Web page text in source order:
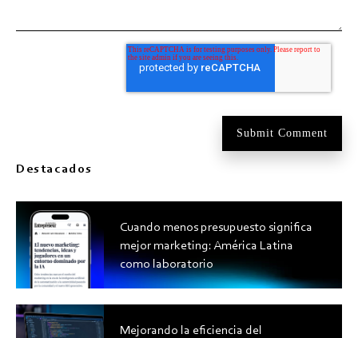
Destacados
Cuando menos presupuesto significa
mejor marketing: América Latina
como laboratorio
Mejorando la eficiencia del